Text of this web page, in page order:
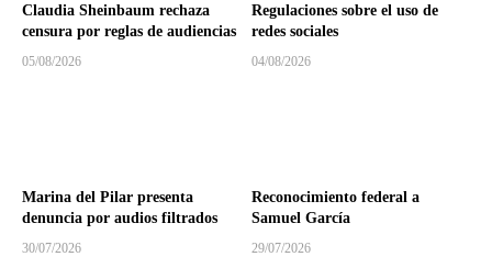
Claudia Sheinbaum rechaza
censura por reglas de audiencias
05/08/2026
Regulaciones sobre el uso de
redes sociales
04/08/2026
Marina del Pilar presenta
denuncia por audios filtrados
30/07/2026
Reconocimiento federal a
Samuel García
29/07/2026